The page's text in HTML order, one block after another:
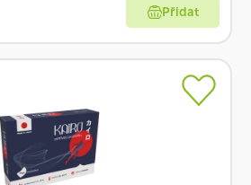
Přidat